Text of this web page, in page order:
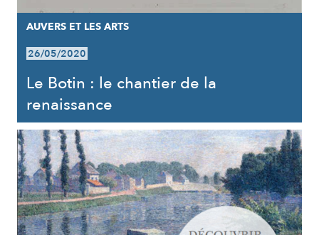
AUVERS ET LES ARTS
26/05/2020
Le Botin : le chantier de la
renaissance